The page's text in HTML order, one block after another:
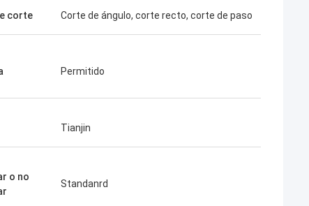
corte Corte de ángulo, corte recto, corte de paso
Permitido
Tianjin
o no
Standanrd